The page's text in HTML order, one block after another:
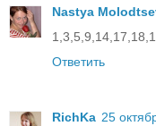
Nastya
Ответить
RichKa 25